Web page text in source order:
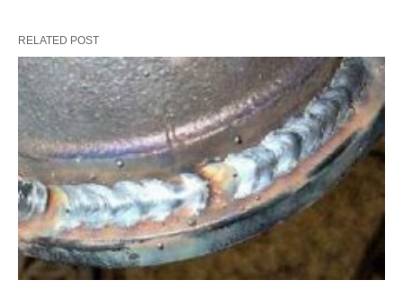
RELATED POST